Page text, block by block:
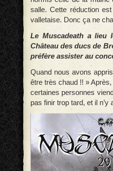
salle. Cette réduction
valletaise. Donc ça ne
Le Muscadeath a lieu
Château des ducs de
préfère assister au
Quand nous avons
être très chaud !! »
certaines personnes
pas finir trop tard, et il